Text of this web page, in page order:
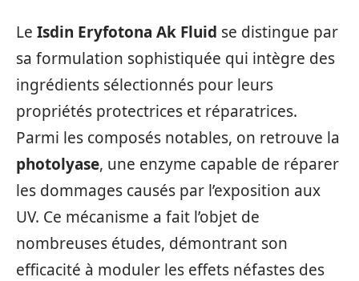
Le Isdin Eryfotona Ak Fluid se distingue par
sa formulation sophistiquée qui intègre des
ingrédients sélectionnés pour leurs
propriétés protectrices et réparatrices.
Parmi les composés notables, on retrouve la
photolyase, une enzyme capable de réparer
les dommages causés par l’exposition aux
UV. Ce mécanisme a fait l’objet de
nombreuses études, démontrant son
efficacité à moduler les effets néfastes des